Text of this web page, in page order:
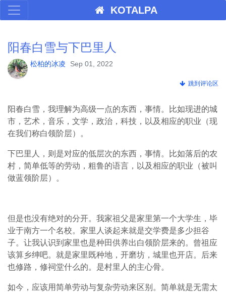
KOTALPA
阳春白雪与下巴里人
松柏的冰凌 Sep 01, 2022
跳到评论区
阳春白雪，我理解为高级一点的东西，事情。比如现进的城
市，艺术，音乐，文学，政治，科技，以及相应的职业（现
在我们称白领阶层）。
下巴里人，则是对应的低层次的东西，事情。比如落后的农
村，简单低等的劳动，粗鲁的语言，以及相应的职业（被叫
做蓝领阶层）。
但是也没有绝对的分开。我家祖父是家里第一个大学生，毕
业于南方一个名校。家里人谈起来就是交学费是多少担谷
子。让我认识到家里也是种田供养出白领阶层来的。曾祖应
该算乡绅吧。就是家里既种地，开磨坊，城里也开店。后来
也修路，修祠堂什么的。是村里人的主心骨。
如今，应该用简单劳动与复杂劳动来区别。简单就是无需太